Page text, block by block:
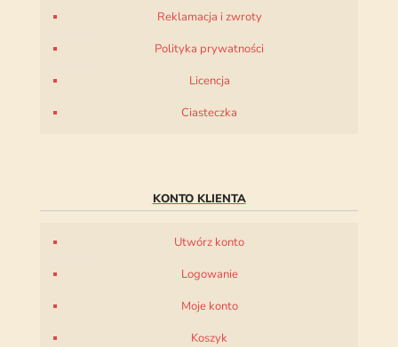
Reklamacja i zwroty
Polityka prywatności
Licencja
Ciasteczka
KONTO KLIENTA
Utwórz konto
Logowanie
Moje konto
Koszyk